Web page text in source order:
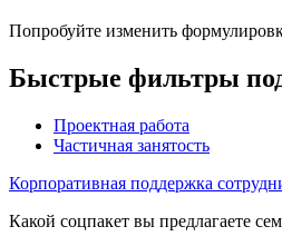
Попробуйте изменить
Быстрые фильтры
Проектная работа
Частичная занятость
Корпоративная поддержка
Какой соцпакет вы предлагаете